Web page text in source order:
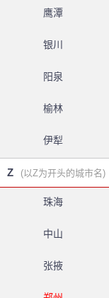
鹰潭
银川
阳泉
榆林
伊犁
Z (以Z为开头的城市名)
珠海
中山
张掖